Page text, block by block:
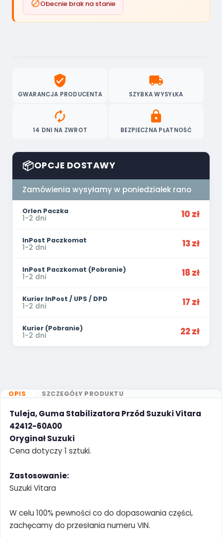
Obecnie brak na stanie
verified_user
GWARANCJA PRODUCENTA
local_shipping
SZYBKA WYSYŁKA
autorenew
14 DNI NA ZWROT
lock
BEZPIECZNA PŁATNOŚĆ
📦OPCJE DOSTAWY
Zamówienia wysyłamy w poniedziałek rano
Orlen Paczka
1-2 dni 10 zł
InPost Paczkomat
1-2 dni 13 zł
InPost Paczkomat (Pobranie)
1-2 dni 18 zł
Kurier InPost / UPS / DPD
1-2 dni 17 zł
Kurier (Pobranie)
1-2 dni 22 zł
OPIS SZCZEGÓŁY PRODUKTU
Tuleja, Guma Stabilizatora Przód Suzuki Vitara
42412-60A00
Oryginał Suzuki
Cena dotyczy 1 sztuki.
Zastosowanie:
Suzuki Vitara
W celu 100% pewności co do dopasowania części,
zachęcamy do przesłania numeru VIN.